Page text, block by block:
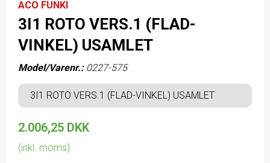
ACO FUNKI
3I1 ROTO VERS.1 (FLAD-
VINKEL) USAMLET
Model/Varenr.: 0227-575
3I1 ROTO VERS.1 (FLAD-VINKEL) USAMLET
2.006,25 DKK
(inkl. moms)